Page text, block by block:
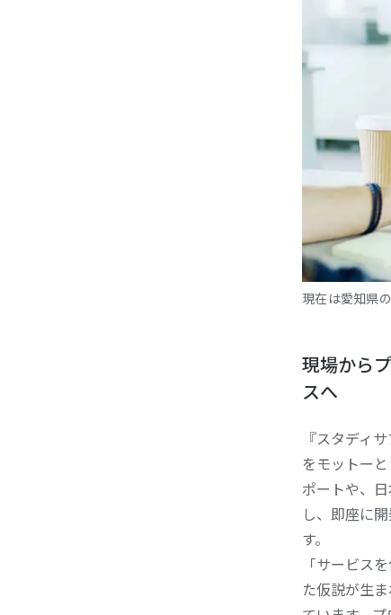
現在は愛知県
現場から
スへ
『スタディ
をモットー
ポートや、
し、即座に
す。
「サービス
た仮説が生